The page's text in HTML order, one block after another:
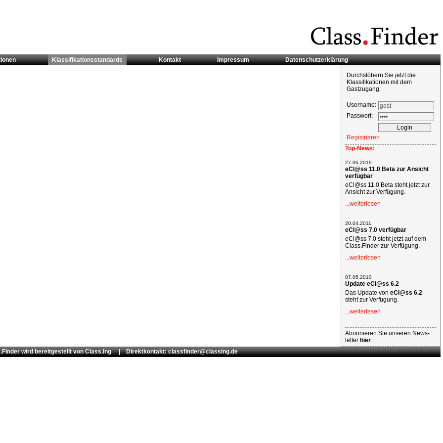
Klassifikationsstandards Kontakt Impressum Datenschutzerklärung
Durchstöbern Sie jetzt die
Klassifikationen mit dem
Gastzugang:
Username:
Passwort:
Registrieren
Top-News:
27.06.2019
eCl@ss 11.0 Beta zur Ansicht
verfügbar
eCl@ss 11.0 Beta steht jetzt zur
Ansicht zur Verfügung.
...weiterlesen
20.04.2011
eCl@ss 7.0 verfügbar
eCl@ss 7.0 steht jetzt auf dem
Class.Finder zur Verfügung.
...weiterlesen
07.05.2010
Update eCl@ss 6.2
Das Update von eCl@ss 6.2
steht zur Verfügung.
...weiterlesen
Abonnieren Sie unseren News-
letter hier .
wird bereitgestellt vonClass.Ing| Direktkontakt: classfinder@classing.de